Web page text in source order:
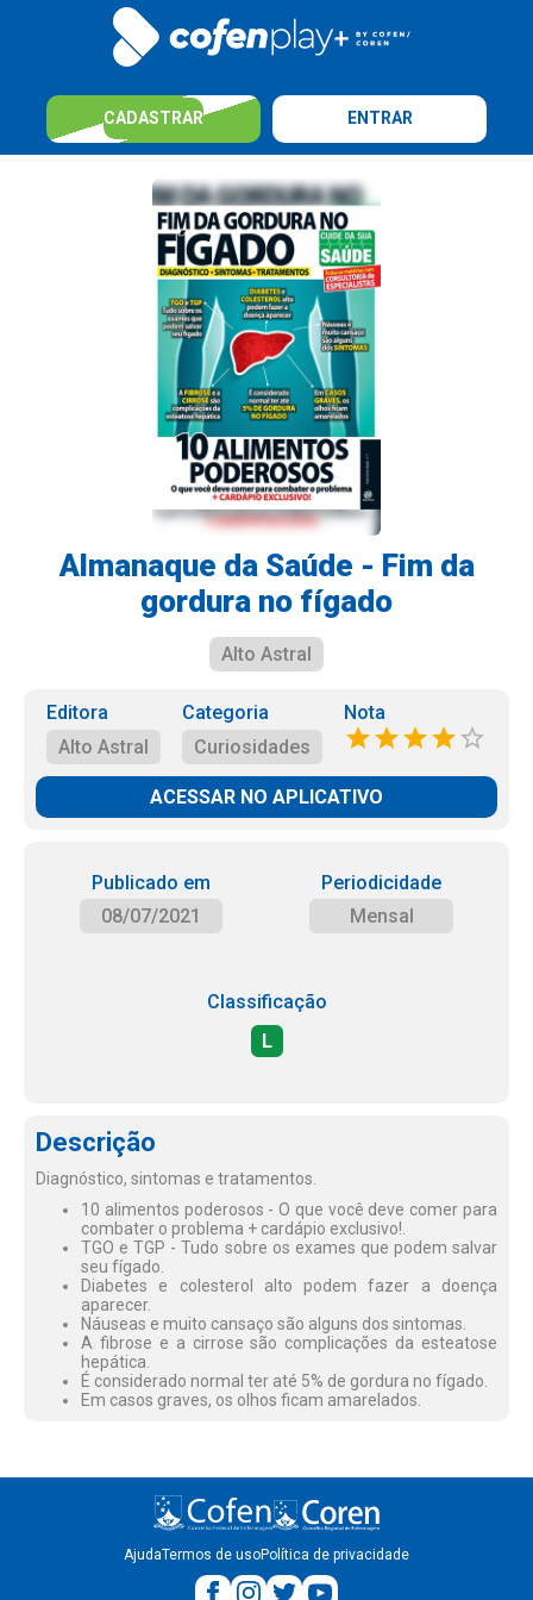
CADASTRAR ENTRAR
Almanaque da Saúde - Fim da
gordura no fígado
Alto Astral
Editora
Alto Astral
Categoria
Curiosidades
Nota
ACESSAR NO APLICATIVO
Publicado em
08/07/2021
Periodicidade
Mensal
Classificação
L
Descrição
Diagnóstico, sintomas e tratamentos.
10 alimentos poderosos - O que você deve comer para
combater o problema + cardápio exclusivo!.
TGO e TGP - Tudo sobre os exames que podem salvar
seu fígado.
Diabetes e colesterol alto podem fazer a doença
aparecer.
Náuseas e muito cansaço são alguns dos sintomas.
A fibrose e a cirrose são complicações da esteatose
hepática.
É considerado normal ter até 5% de gordura no fígado.
Em casos graves, os olhos ficam amarelados.
AjudaTermos de usoPolítica de privacidade